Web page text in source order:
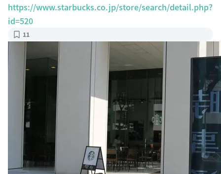
https://www.starbucks.co.jp/store/search/detail.php?
id=520
11